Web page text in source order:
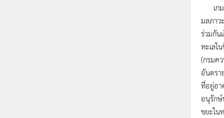
เกม
มลภาว
ร่วมกัน
ทะเลใ
(กรมค
อันตรา
ที่อยู่อา
อนุรักษ์
ขยะใน